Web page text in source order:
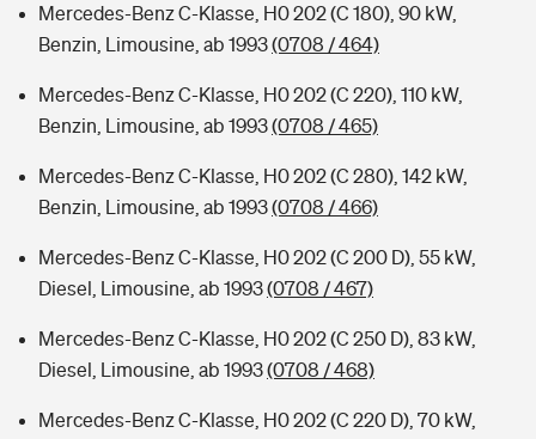
Typklassen: So ist Ihr Auto eingestuft
Sie haben Fragen?
Mercedes-Benz C-Klasse, H0 202 (C 180), 90 kW,
Benzin, Limousine, ab 1993(0708 / 464)
Mercedes-Benz C-Klasse, H0 202 (C 220), 110 kW,
Benzin, Limousine, ab 1993(0708 / 465)
Mercedes-Benz C-Klasse, H0 202 (C 280), 142 kW,
Benzin, Limousine, ab 1993(0708 / 466)
Mercedes-Benz C-Klasse, H0 202 (C 200 D), 55 kW,
Diesel, Limousine, ab 1993(0708 / 467)
Mercedes-Benz C-Klasse, H0 202 (C 250 D), 83 kW,
Diesel, Limousine, ab 1993(0708 / 468)
Mercedes-Benz C-Klasse, H0 202 (C 220 D), 70 kW,